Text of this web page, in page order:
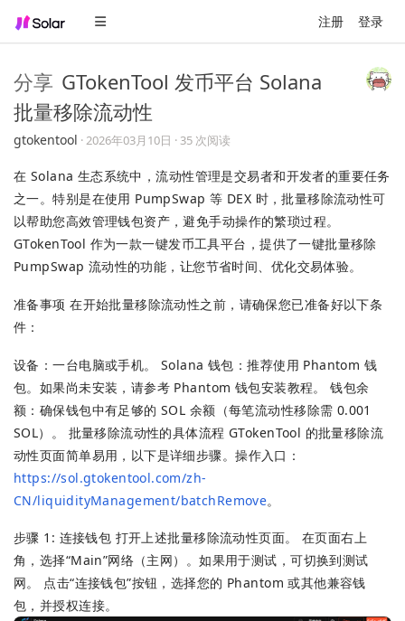
注册 登录
分享 GTokenTool 发币平台 Solana
批量移除流动性
gtokentool ·2026年03月10日 · 35 次阅读
在 Solana 生态系统中，流动性管理是交易者和开发者的重要任务
之一。特别是在使用 PumpSwap 等 DEX 时，批量移除流动性可
以帮助您高效管理钱包资产，避免手动操作的繁琐过程。
GTokenTool 作为一款一键发币工具平台，提供了一键批量移除
PumpSwap 流动性的功能，让您节省时间、优化交易体验。
准备事项 在开始批量移除流动性之前，请确保您已准备好以下条
件：
设备：一台电脑或手机。 Solana 钱包：推荐使用 Phantom 钱
包。如果尚未安装，请参考 Phantom 钱包安装教程。 钱包余
额：确保钱包中有足够的 SOL 余额（每笔流动性移除需 0.001
SOL）。 批量移除流动性的具体流程 GTokenTool 的批量移除流
动性页面简单易用，以下是详细步骤。操作入口：
https://sol.gtokentool.com/zh-
CN/liquidityManagement/batchRemove。
步骤 1: 连接钱包 打开上述批量移除流动性页面。 在页面右上
角，选择“Main”网络（主网）。如果用于测试，可切换到测试
网。 点击“连接钱包”按钮，选择您的 Phantom 或其他兼容钱
包，并授权连接。